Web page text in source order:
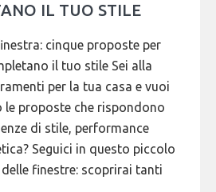
IL TUO STILE
cinque proposte per
il tuo stile Sei alla
per la tua casa e vuoi
le proposte che rispondono
di stile, performance
Seguici in questo piccolo
finestre: scoprirai tanti